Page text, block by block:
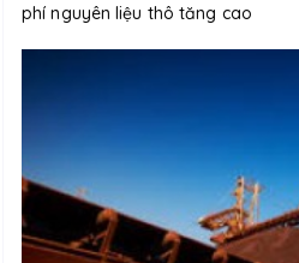
phí nguyên liệu thô tăng cao